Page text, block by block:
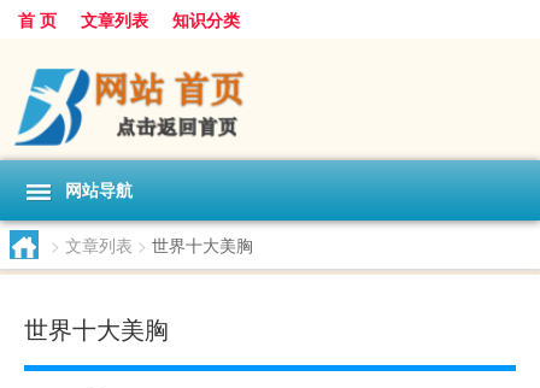
首 页 文章列表 知识分类
网站导航
> 文章列表 > 世界十大美胸
世界十大美胸